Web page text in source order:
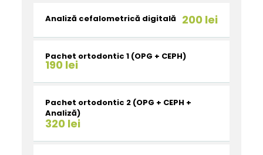
Analiză cefalometrică digitală 200 lei
Pachet ortodontic 1 (OPG + CEPH)
190 lei
Pachet ortodontic 2 (OPG + CEPH +
Analiză)
320 lei